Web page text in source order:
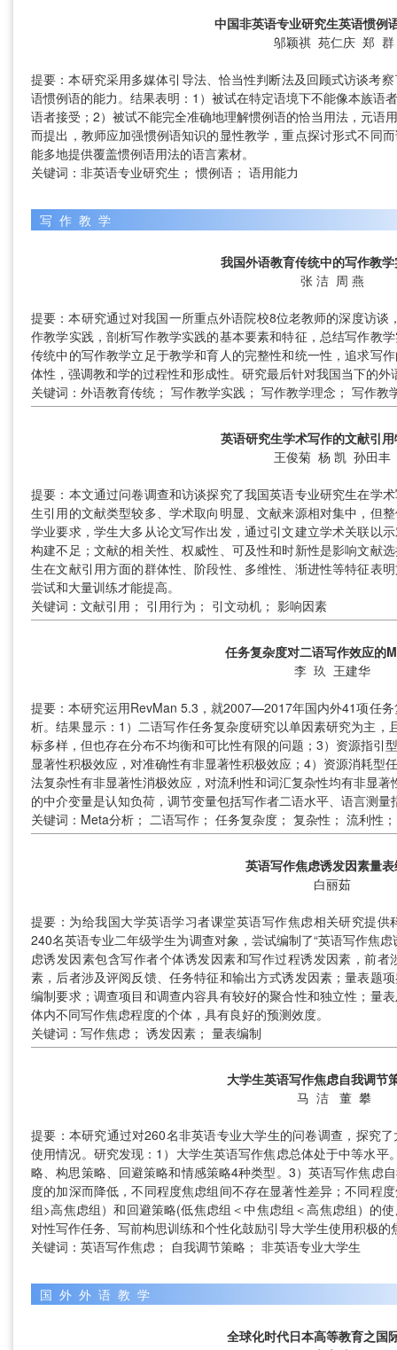
中国非英语专业研究生英语惯例
邬颖祺 苑仁庆 郑 群
提要：本研究采用多媒体引导法、恰当性判断法及回顾式访谈考
语惯例语的能力。结果表明：1）被试在特定语境下不能像本族语
语者接受；2）被试不能完全准确地理解惯例语的恰当用法，元语
而提出，教师应加强惯例语知识的显性教学，重点探讨形式不同
能多地提供覆盖惯例语用法的语言素材。
关键词：非英语专业研究生； 惯例语； 语用能力
写作教学
我国外语教育传统中的写作教
张 洁 周 燕
提要：本研究通过对我国一所重点外语院校8位老教师的深度访
作教学实践，剖析写作教学实践的基本要素和特征，总结写作教
传统中的写作教学立足于教学和育人的完整性和统一性，追求写
体性，强调教和学的过程性和形成性。研究最后针对我国当下的外
关键词：外语教育传统； 写作教学实践； 写作教学理念； 写作教
英语研究生学术写作的文献引
王俊菊 杨 凯 孙田丰
提要：本文通过问卷调查和访谈探究了我国英语专业研究生在学
生引用的文献类型较多、学术取向明显、文献来源相对集中，但
学业要求，学生大多从论文写作出发，通过引文建立学术关联以
构建不足；文献的相关性、权威性、可及性和时新性是影响文献
生在文献引用方面的群体性、阶段性、多维性、渐进性等特征表
尝试和大量训练才能提高。
关键词：文献引用； 引用行为； 引文动机； 影响因素
任务复杂度对二语写作效应的
李 玖 王建华
提要：本研究运用RevMan 5.3，就2007—2017年国内外41项任
析。结果显示：1）二语写作任务复杂度研究以单因素研究为主
标多样，但也存在分布不均衡和可比性有限的问题；3）资源指引
显著性积极效应，对准确性有非显著性积极效应；4）资源消耗型
法复杂性有非显著性消极效应，对流利性和词汇复杂性均有非显
的中介变量是认知负荷，调节变量包括写作者二语水平、语言测
关键词：Meta分析； 二语写作； 任务复杂度； 复杂性； 流利性
英语写作焦虑诱发因素量
白丽茹
提要：为给我国大学英语学习者课堂英语写作焦虑相关研究提
240名英语专业二年级学生为调查对象，尝试编制了“英语写作焦
虑诱发因素包含写作者个体诱发因素和写作过程诱发因素，前
素，后者涉及评阅反馈、任务特征和输出方式诱发因素；量表题
编制要求；调查项目和调查内容具有较好的聚合性和独立性；量
体内不同写作焦虑程度的个体，具有良好的预测效度。
关键词：写作焦虑； 诱发因素； 量表编制
大学生英语写作焦虑自我调节
马 洁 董 攀
提要：本研究通过对260名非英语专业大学生的问卷调查，探究
使用情况。研究发现：1）大学生英语写作焦虑总体处于中等水
略、构思策略、回避策略和情感策略4种类型。3）英语写作焦虑
度的加深而降低，不同程度焦虑组间不存在显著性差异；不同程
组>高焦虑组）和回避策略(低焦虑组＜中焦虑组＜高焦虑组）的
对性写作任务、写前构思训练和个性化鼓励引导大学生使用积极的
关键词：英语写作焦虑； 自我调节策略； 非英语专业大学生
国外外语教学
全球化时代日本高等教育之国